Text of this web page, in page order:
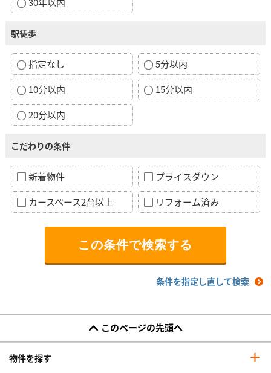
駅徒歩
指定なし
5分以内
10分以内
15分以内
20分以内
こだわりの条件
新着物件
プライスダウン
カースペース2台以上
リフォーム済み
条件を指定し直して検索
このページの先頭へ
物件を探す